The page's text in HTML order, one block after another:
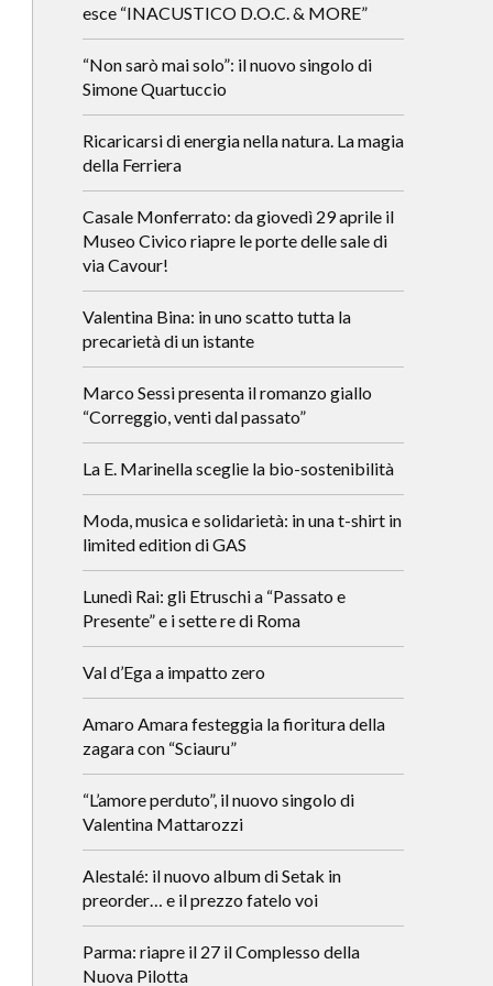
esce “INACUSTICO D.O.C. & MORE”
“Non sarò mai solo”: il nuovo singolo di
Simone Quartuccio
Ricaricarsi di energia nella natura. La magia
della Ferriera
Casale Monferrato: da giovedì 29 aprile il
Museo Civico riapre le porte delle sale di
via Cavour!
Valentina Bina: in uno scatto tutta la
precarietà di un istante
Marco Sessi presenta il romanzo giallo
“Correggio, venti dal passato”
La E. Marinella sceglie la bio-sostenibilità
Moda, musica e solidarietà: in una t-shirt in
limited edition di GAS
Lunedì Rai: gli Etruschi a “Passato e
Presente” e i sette re di Roma
Val d’Ega a impatto zero
Amaro Amara festeggia la fioritura della
zagara con “Sciauru”
“L’amore perduto”, il nuovo singolo di
Valentina Mattarozzi
Alestalé: il nuovo album di Setak in
preorder… e il prezzo fatelo voi
Parma: riapre il 27 il Complesso della
Nuova Pilotta